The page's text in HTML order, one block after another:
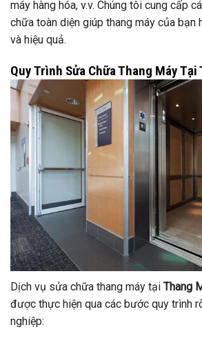
máy hàng hóa, v.v. Chúng tôi cung cấp
chữa toàn diện giúp thang máy của bạn
và hiệu quả.
Quy Trình Sửa Chữa Thang Máy Tại
Dịch vụ sửa chữa thang máy tại Thang
được thực hiện qua các bước quy trình
nghiệp: